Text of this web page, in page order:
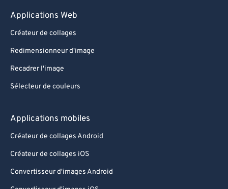
Applications Web
Créateur de collages
Redimensionneur d'image
Recadrer l'image
Sélecteur de couleurs
Applications mobiles
Créateur de collages Android
Créateur de collages iOS
Convertisseur d'images Android